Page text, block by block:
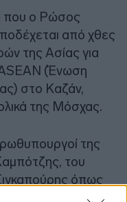
που ο Ρώσος
από χθες
της Ασίας για
(Ένωση
στο Καζάν,
της Μόσχας.
της
του
όπως